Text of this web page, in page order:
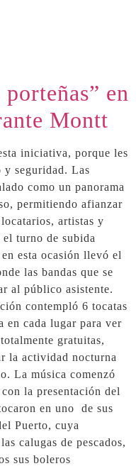
en
Montt
iniciativa, porque les
seguridad. Las
como un panorama
permitiendo afianzar
artistas y
turno de subida
esta ocasión llevó el
las bandas que se
al público asistente.
contempló 6 tocatas
en cada lugar para ver
gratuitas,
la actividad nocturna
La música comenzó
la presentación del
en uno de sus
Puerto, cuya
calugas de pescados,
sus boleros